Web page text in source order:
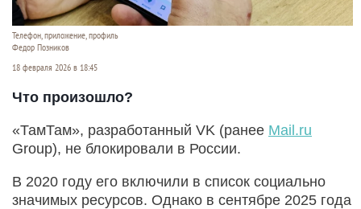
Телефон, приложение, профиль
Федор Позников
18 февраля 2026 в 18:45
Что произошло?
«ТамТам», разработанный VK (ранее Mail.ru
Group), не блокировали в России.
В 2020 году его включили в список социально
значимых ресурсов. Однако в сентябре 2025 года